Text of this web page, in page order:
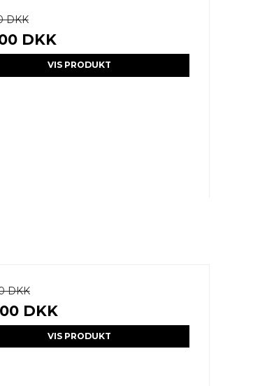
DKK
DKK
VIS PRODUKT
DKK
DKK
VIS PRODUKT